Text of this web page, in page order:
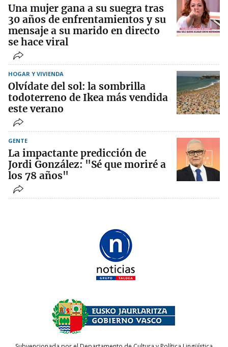
Una mujer gana a su suegra tras
30 años de enfrentamientos y su
mensaje a su marido en directo
se hace viral
HOGAR Y VIVIENDA
Olvídate del sol: la sombrilla
todoterreno de Ikea más vendida
este verano
GENTE
La impactante predicción de
Jordi González: "Sé que moriré a
los 78 años"